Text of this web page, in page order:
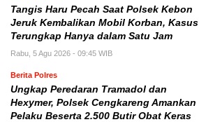
Tangis Haru Pecah Saat Polsek Kebon
Jeruk Kembalikan Mobil Korban, Kasus
Terungkap Hanya dalam Satu Jam
Rabu, 5 Agu 2026 - 09:45 WIB
Berita Polres
Ungkap Peredaran Tramadol dan
Hexymer, Polsek Cengkareng Amankan
Pelaku Beserta 2.500 Butir Obat Keras